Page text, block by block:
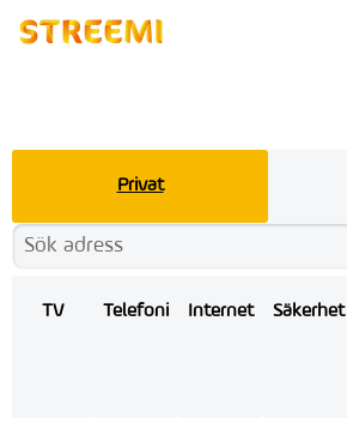
Privat
TV Telefoni Internet Säkerhet